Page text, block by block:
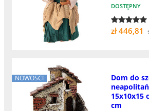
DOSTĘPNY
zł 446,81
NOWOŚCI
Dom do
15x10x15
cm